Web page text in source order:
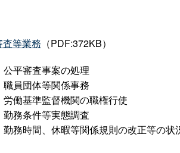
等業務 （PDF:372KB）
公平審査事案の処理
職員団体等関係事務
労働基準監督機関の職権行使
勤務条件等実態調査
勤務時間、休暇等関係規則の改正等の状